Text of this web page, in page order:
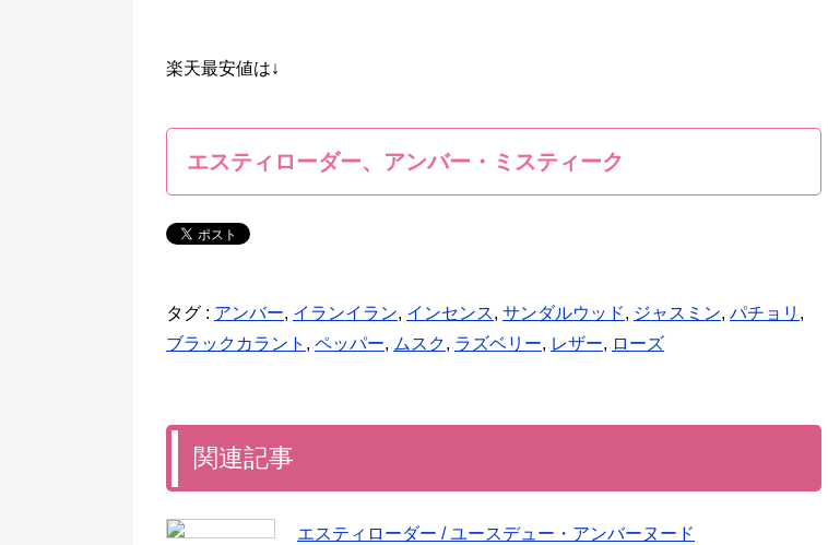
楽天最安値は↓
エスティローダー、アンバー・ミスティーク
タグ : アンバー, イランイラン, インセンス, サンダルウッド, ジャスミン, パチョリ ,
ブラックカラント , ペッパー, ムスク, ラズベリー, レザー, ローズ
関連記事
エスティローダー / ユースデュー・アンバーヌード